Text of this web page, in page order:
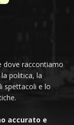
dove raccontiamo
la politica, la
spettacoli e lo
accurato e